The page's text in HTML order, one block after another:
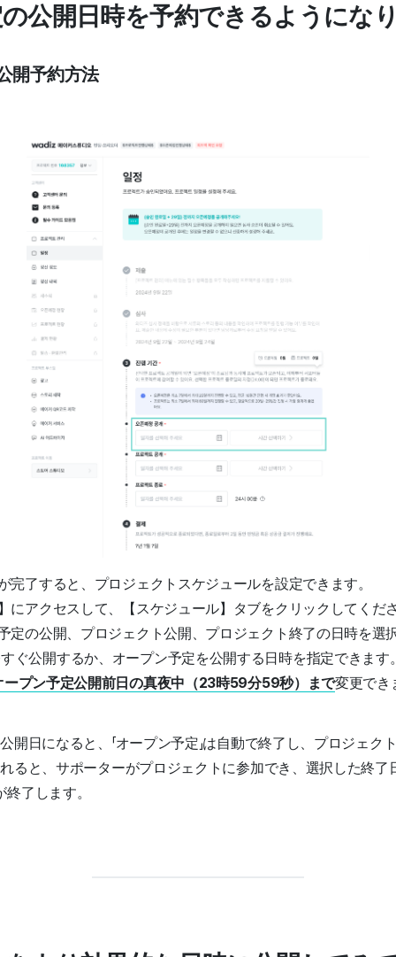
公開日時を予約できるようにな
開予約方法
完了すると、プロジェクトスケジュールを設定できます。
にアクセスして、【スケジュール】タブをクリックしてくだ
定の公開、プロジェクト公開、プロジェクト終了の日時を選
ぐ公開するか、オープン予定を公開する日時を指定できます
ープン予定公開前日の真夜中（23時59分59秒）まで変更でき
開日になると、「オープン予定」は自動で終了し、プロジェク
ると、サポーターがプロジェクトに参加でき、選択した終了
了します。